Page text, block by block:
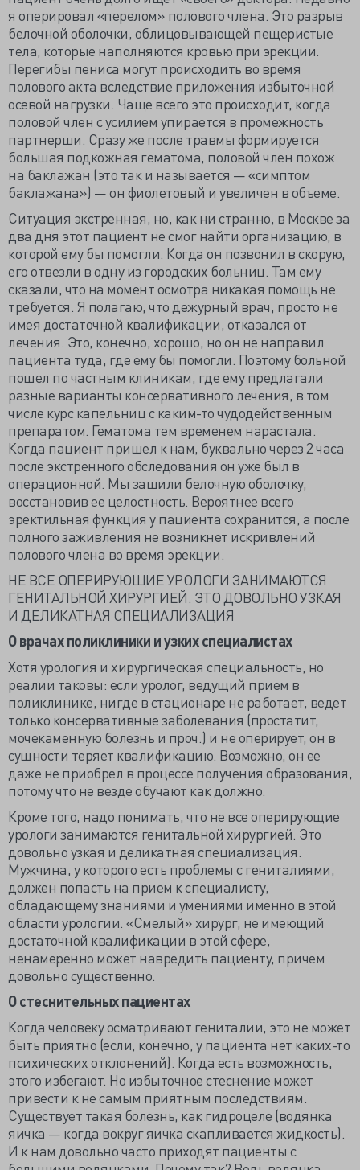
я оперировал «перелом» полового члена. Это разрыв
белочной оболочки, облицовывающей пещеристые
тела, которые наполняются кровью при эрекции.
Перегибы пениса могут происходить во время
полового акта вследствие приложения избыточной
осевой нагрузки. Чаще всего это происходит, когда
половой член с усилием упирается в промежность
партнерши. Сразу же после травмы формируется
большая подкожная гематома, половой член похож
на баклажан (это так и называется — «симптом
баклажана») — он фиолетовый и увеличен в объеме.
Ситуация экстренная, но, как ни странно, в Москве за
два дня этот пациент не смог найти организацию, в
которой ему бы помогли. Когда он позвонил в скорую,
его отвезли в одну из городских больниц. Там ему
сказали, что на момент осмотра никакая помощь не
требуется. Я полагаю, что дежурный врач, просто не
имея достаточной квалификации, отказался от
лечения. Это, конечно, хорошо, но он не направил
пациента туда, где ему бы помогли. Поэтому больной
пошел по частным клиникам, где ему предлагали
разные варианты консервативного лечения, в том
числе курс капельниц с каким-то чудодейственным
препаратом. Гематома тем временем нарастала.
Когда пациент пришел к нам, буквально через 2 часа
после экстренного обследования он уже был в
операционной. Мы зашили белочную оболочку,
восстановив ее целостность. Вероятнее всего
эректильная функция у пациента сохранится, а после
полного заживления не возникнет искривлений
полового члена во время эрекции.
НЕ ВСЕ ОПЕРИРУЮЩИЕ УРОЛОГИ ЗАНИМАЮТСЯ
ГЕНИТАЛЬНОЙ ХИРУРГИЕЙ. ЭТО ДОВОЛЬНО УЗКАЯ
И ДЕЛИКАТНАЯ СПЕЦИАЛИЗАЦИЯ
О врачах поликлиники и узких специалистах
Хотя урология и хирургическая специальность, но
реалии таковы: если уролог, ведущий прием в
поликлинике, нигде в стационаре не работает, ведет
только консервативные заболевания (простатит,
мочекаменную болезнь и проч.) и не оперирует, он в
сущности теряет квалификацию. Возможно, он ее
даже не приобрел в процессе получения образования,
потому что не везде обучают как должно.
Кроме того, надо понимать, что не все оперирующие
урологи занимаются генитальной хирургией. Это
довольно узкая и деликатная специализация.
Мужчина, у которого есть проблемы с гениталиями,
должен попасть на прием к специалисту,
обладающему знаниями и умениями именно в этой
области урологии. «Смелый» хирург, не имеющий
достаточной квалификации в этой сфере,
ненамеренно может навредить пациенту, причем
довольно существенно.
О стеснительных пациентах
Когда человеку осматривают гениталии, это не может
быть приятно (если, конечно, у пациента нет каких-то
психических отклонений). Когда есть возможность,
этого избегают. Но избыточное стеснение может
привести к не самым приятным последствиям.
Существует такая болезнь, как гидроцеле (водянка
яичка — когда вокруг яичка скапливается жидкость).
И к нам довольно часто приходят пациенты с